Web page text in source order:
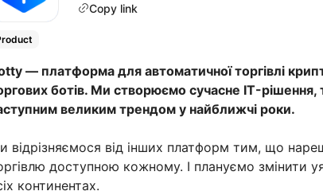
Copy link
— платформа для автоматичної торгівлі
ботів. Ми створюємо сучасне IT-рішення,
великим трендом у найближчі роки.
відрізняємося від інших платформ тим, що
доступною кожному. І плануємо змінити
континентах.